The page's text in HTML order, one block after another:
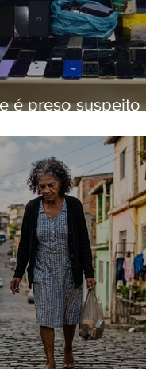
é preso suspeito